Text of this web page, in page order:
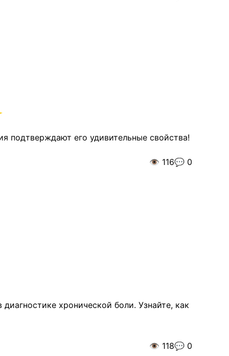
подтверждают его удивительные свойства!
👁️ 116💬 0
хронической боли. Узнайте, как
👁️ 118💬 0